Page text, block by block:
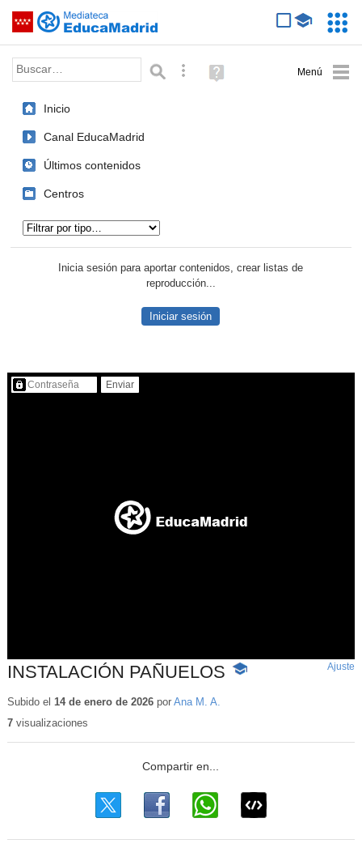
Saltar navegación
Palabra o frase: Búsqueda avanzada
Ayuda
(en
Inicio
Canal EducaMadrid
Últimos contenidos
Centros
Inicia sesión para aportar contenidos, crear listas de
reproducción...
Iniciar sesión
Contenido protegido…
INSTALACIÓN PAÑUELOS
-
Ajuste
Subido el 14 de enero de 2026por Ana M. A.
7visualizaciones